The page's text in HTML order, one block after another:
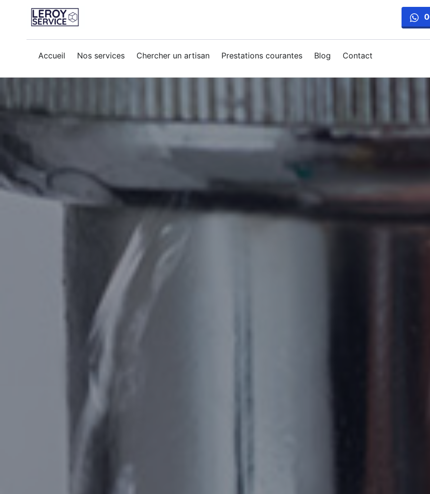
Accueil Nos services Chercher un artisan Prestations courantes Blog Contact
reparation-fuite